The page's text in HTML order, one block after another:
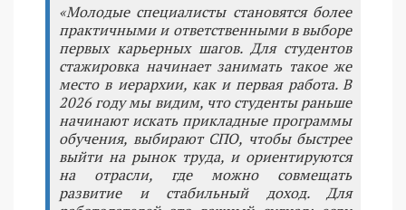
«Молодые специалисты становятся более
практичными и ответственными в выборе
первых карьерных шагов. Для студентов
стажировка начинает занимать такое же
место в иерархии, как и первая работа. В
2026 году мы видим, что студенты раньше
начинают искать прикладные программы
обучения, выбирают СПО, чтобы быстрее
выйти на рынок труда, и ориентируются
на отрасли, где можно совмещать
развитие и стабильный доход. Для